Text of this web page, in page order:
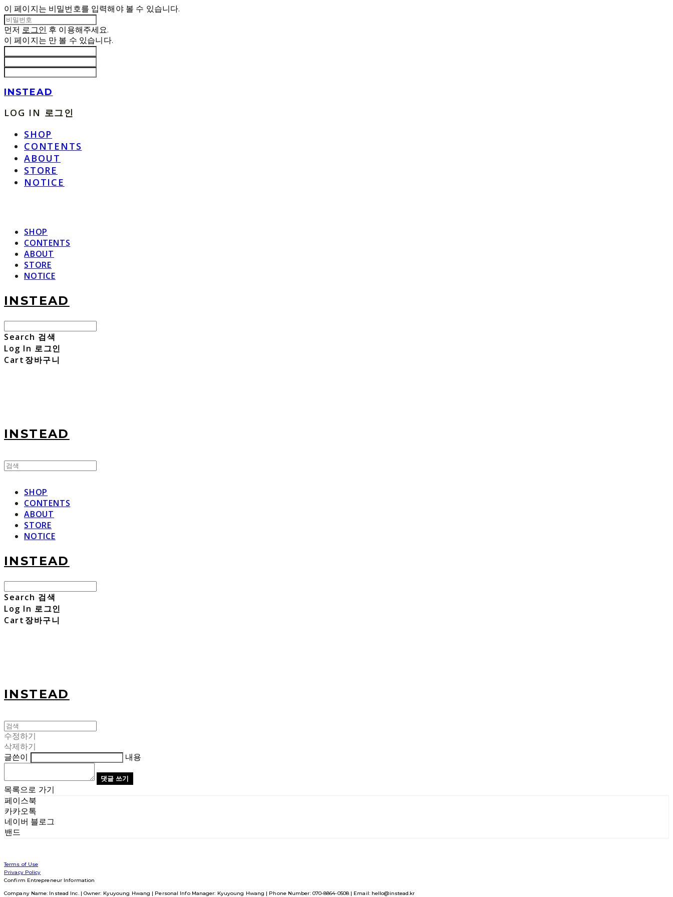
이 페이지는 비밀번호를 입력해야 볼 수 있습니다.
먼저 로그인 후 이용해주세요.
이 페이지는 만 볼 수 있습니다.
INSTEAD
LOG IN 로그인
SHOP
CONTENTS
ABOUT
STORE
NOTICE
SHOP
CONTENTS
ABOUT
STORE
NOTICE
INSTEAD
Search 검색
Log In 로그인
Cart 장바구니
INSTEAD
SHOP
CONTENTS
ABOUT
STORE
NOTICE
INSTEAD
Search 검색
Log In 로그인
Cart 장바구니
INSTEAD
수정하기
삭제하기
글쓴이
내용
댓글 쓰기
목록으로 가기
페이스북
카카오톡
네이버 블로그
밴드
Terms of Use
Privacy Policy
Confirm Entrepreneur Information
Company Name: Instead Inc. | Owner: Kyuyoung Hwang | Personal Info Manager: Kyuyoung Hwang | Phone Number: 070-8864-0508 | Email: hello@instead.kr